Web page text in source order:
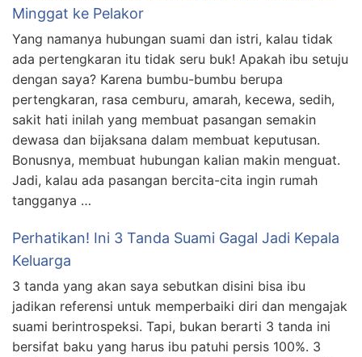
Minggat ke Pelakor
Yang namanya hubungan suami dan istri, kalau tidak
ada pertengkaran itu tidak seru buk! Apakah ibu setuju
dengan saya? Karena bumbu-bumbu berupa
pertengkaran, rasa cemburu, amarah, kecewa, sedih,
sakit hati inilah yang membuat pasangan semakin
dewasa dan bijaksana dalam membuat keputusan.
Bonusnya, membuat hubungan kalian makin menguat.
Jadi, kalau ada pasangan bercita-cita ingin rumah
tangganya …
Perhatikan! Ini 3 Tanda Suami Gagal Jadi Kepala
Keluarga
3 tanda yang akan saya sebutkan disini bisa ibu
jadikan referensi untuk memperbaiki diri dan mengajak
suami berintrospeksi. Tapi, bukan berarti 3 tanda ini
bersifat baku yang harus ibu patuhi persis 100%. 3